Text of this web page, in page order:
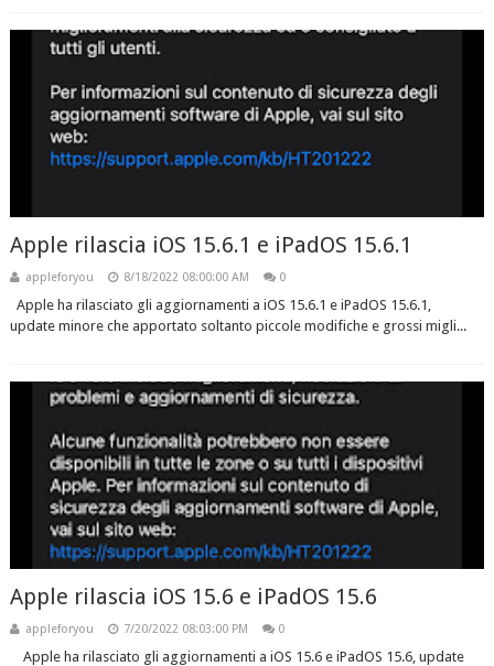
Apple rilascia iOS 15.6.1 e iPadOS 15.6.1
appleforyou 8/18/2022 08:00:00 AM 0
Apple ha rilasciato gli aggiornamenti a iOS 15.6.1 e iPadOS 15.6.1,
update minore che apportato soltanto piccole modifiche e grossi migli...
Apple rilascia iOS 15.6 e iPadOS 15.6
appleforyou 7/20/2022 08:03:00 PM 0
Apple ha rilasciato gli aggiornamenti a iOS 15.6 e iPadOS 15.6, update